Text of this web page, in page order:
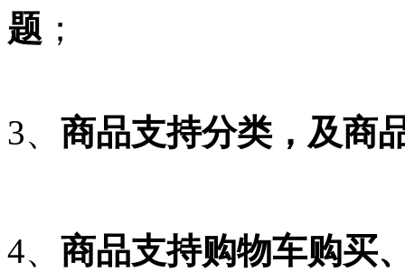
题 ；
3、 商品支持分类，及商
4、 商品支持购物车购买